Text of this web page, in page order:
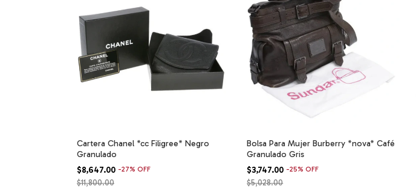
Cartera Chanel *cc Filigree* Negro
Granulado
$8,647.00 -27% OFF
$11,800.00
Bolsa Para Mujer Burberry *nova* Café
Granulado Gris
$3,747.00 -25%OFF
$5,028.00